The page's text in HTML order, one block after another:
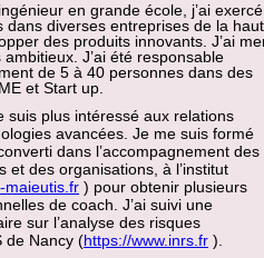
en grande école, j’ai exercé
dans diverses entreprises de la
des produits innovants. J’ai
J’ai été responsable
de 5 à 40 personnes dans des
et Start up.
suis plus intéressé aux relations
avancées. Je me suis formé
dans l’accompagnement des
et des organisations, à l’institut
maieutis.fr ) pour obtenir plusieurs
de coach. J’ai suivi une
sur l’analyse des risques
de Nancy (https://www.inrs.fr ).